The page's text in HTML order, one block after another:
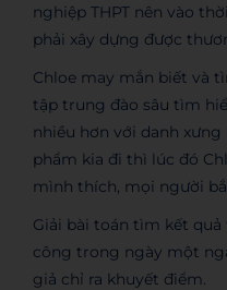
nghiệp THPT nên vào
phải xây dựng được
Chloe may mắn biết và
tập trung đào sâu tìm
nhiều hơn với danh
phẩm kia đi thì lúc đó
mình thích, mọi người
Giải bài toán tìm kết
công trong ngày một
giả chỉ ra khuyết điểm.